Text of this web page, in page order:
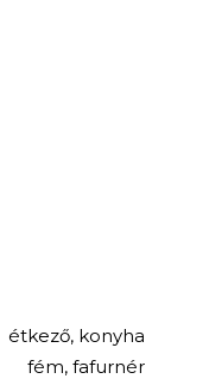
étkező, konyha
fém,fafurnér